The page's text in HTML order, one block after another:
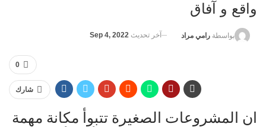
واقع و آفاق
بواسطة رامي مراد آخر تحديث Sep 4, 2022
0
شارك
ان المشروعات الصغيرة تتبوأ مكانة مهمة